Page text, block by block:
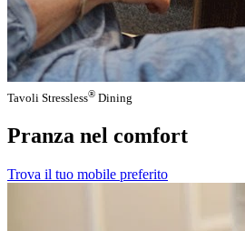
Tavoli Stressless® Dining
Pranza nel comfort
Trova il tuo mobile preferito